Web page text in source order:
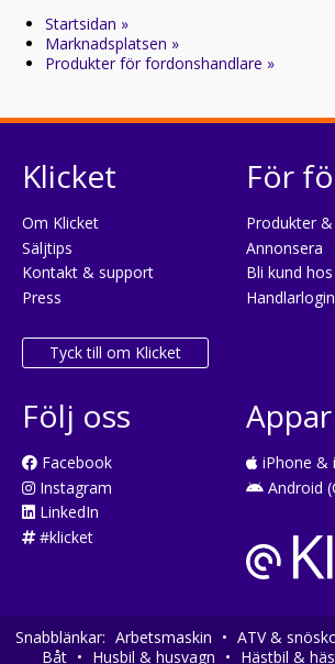
Startsidan »
Marknadsplatsen »
Produkter för fordonshandlare »
Klicket
Om Klicket
Säljtips
Kontakt & support
Press
Tyck till om Klicket
För
Produkter
Annonsera
Bli kund
Handlarlogin
Följ oss
Facebook
Instagram
LinkedIn
#klicket
Appar
iPhone &
Android
Snabblänkar: Arbetsmaskin • ATV &
Båt • Husbil & husvagn • Hästbil &